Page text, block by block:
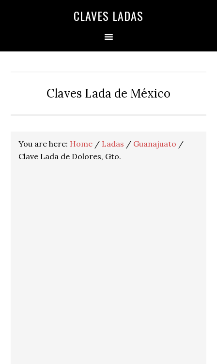
CLAVES LADAS
Claves Lada de México
You are here: Home / Ladas / Guanajuato /
Clave Lada de Dolores, Gto.